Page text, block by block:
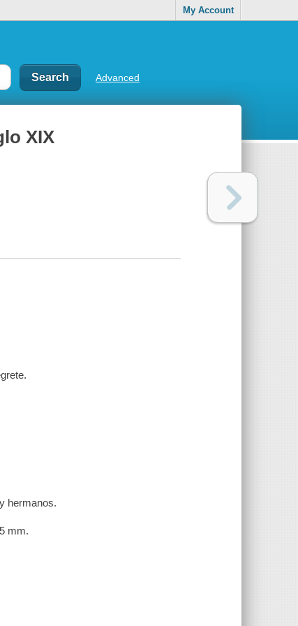
My Account
Advanced
XIX
hermanos.
mm.